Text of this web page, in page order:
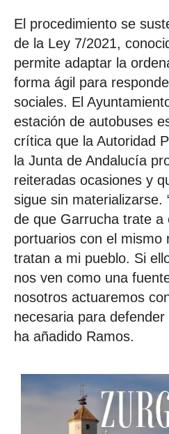
El procedimiento se
de la Ley 7/2021,
permite adaptar la
forma ágil para
sociales. El
estación de autobuses
crítica que la Autoridad
la Junta de Andalucía
reiteradas ocasiones y
sigue sin materializarse.
de que Garrucha trate a
portuarios con el mismo
tratan a mi pueblo. Si
nos ven como una
nosotros actuaremos
necesaria para defender
ha añadido Ramos.